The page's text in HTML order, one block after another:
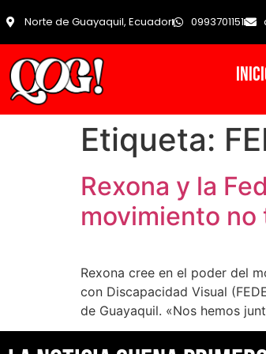
Norte de Guayaquil, Ecuador 0993701151
Etiqueta:
Rexona y la
movimiento
Rexona cree en el poder del
con Discapacidad Visual
de Guayaquil. «Nos hemos